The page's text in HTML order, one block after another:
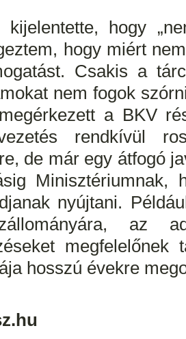
kijelentette, hogy
hogy miért
Csakis a
nem fogok
a BKV
rendkívül
de már egy átfogó
nyújtani.
az
hosszú évekre